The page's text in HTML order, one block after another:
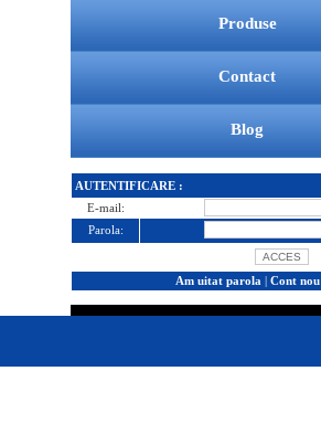
Produse
Contact
Blog
AUTENTIFICARE :
E-mail:
Parola:
Am uitat parola | Cont nou